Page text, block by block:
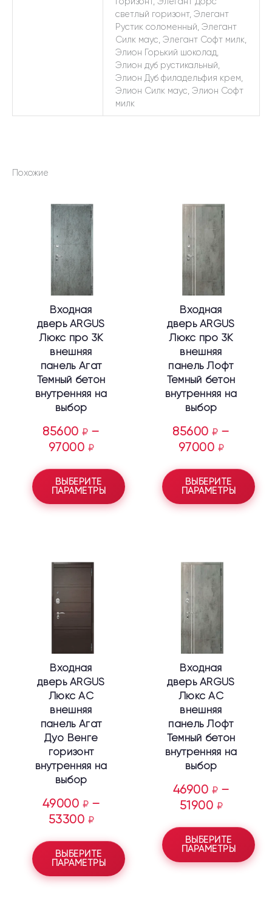
светлый горизонт, Элегант
Рустик соломенный, Элегант
Силк маус, Элегант Софт милк,
Элион Горький шоколад,
Элион дуб рустикальный,
Элион Дуб филадельфия крем,
Элион Силк маус, Элион Софт
милк
Похожие
Входная
дверь ARGUS
Люкс про 3К
внешняя
панель Агат
Темный бетон
внутренняя на
выбор
85600₽ –
97000 ₽
ВЫБЕРИТЕ
ПАРАМЕТРЫ
товар
имеет
несколько
вариаций.
Опции
можно
выбрать
на
странице
товара.
Входная
дверь ARGUS
Люкс про 3К
внешняя
панель Лофт
Темный бетон
внутренняя на
выбор
85600₽ –
97000 ₽
ВЫБЕРИТЕ
ПАРАМЕТРЫ
товар
имеет
несколько
вариаций.
Опции
можно
выбрать
на
странице
товара.
Входная
дверь ARGUS
Люкс АС
внешняя
панель Агат
Дуо Венге
горизонт
внутренняя на
выбор
49000 ₽ –
53300 ₽
ВЫБЕРИТЕ
ПАРАМЕТРЫ
товар
вариаций.
выбрать
на
странице
товара.
Входная
дверь ARGUS
Люкс АС
внешняя
панель Лофт
Темный бетон
внутренняя на
выбор
46900 ₽ –
51900 ₽
ВЫБЕРИТЕ
ПАРАМЕТРЫ
товар
имеет
несколько
вариаций.
Опции
можно
выбрать
на
странице
товара.